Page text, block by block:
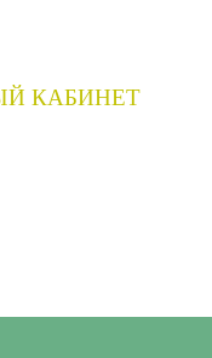
КАБИНЕТ